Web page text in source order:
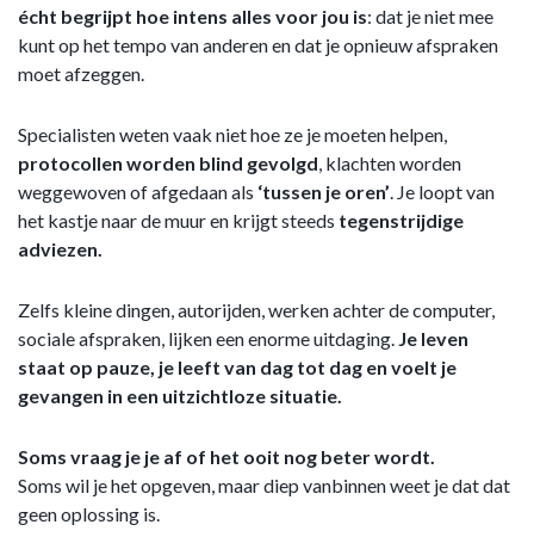
écht begrijpt hoe intens alles voor jou is: dat je niet mee
kunt op het tempo van anderen en dat je opnieuw afspraken
moet afzeggen.
Specialisten weten vaak niet hoe ze je moeten helpen,
protocollen worden blind gevolgd, klachten worden
weggewoven of afgedaan als ‘tussen je oren’. Je loopt van
het kastje naar de muur en krijgt steeds tegenstrijdige
adviezen.
Zelfs kleine dingen, autorijden, werken achter de computer,
sociale afspraken, lijken een enorme uitdaging. Je leven
staat op pauze, je leeft van dag tot dag en voelt je
gevangen in een uitzichtloze situatie.
Soms vraag je je af of het ooit nog beter wordt.
Soms wil je het opgeven, maar diep vanbinnen weet je dat dat
geen oplossing is.